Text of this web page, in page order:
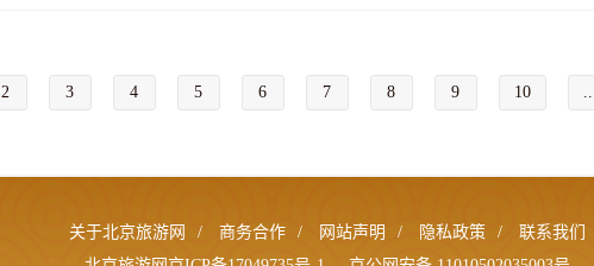
2 3 4 5 6 7 8 9 10
关于北京旅游网 / 商务合作 / 网站声明 / 隐私政策 /
联系我们